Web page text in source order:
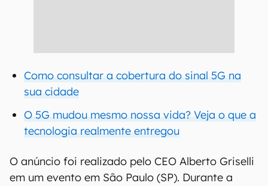
Como consultar a cobertura do sinal 5G na
sua cidade
O 5G mudou mesmo nossa vida? Veja o que a
tecnologia realmente entregou
O anúncio foi realizado pelo CEO Alberto Griselli
em um evento em São Paulo (SP). Durante a